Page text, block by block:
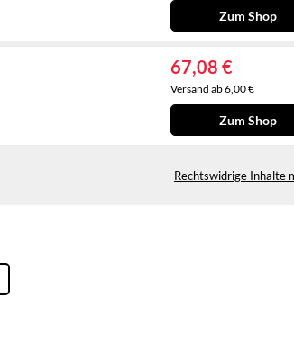
Zum Shop
67,08 €
Versand ab 6,00 €
Zum Shop
Rechtswidrige Inhalte